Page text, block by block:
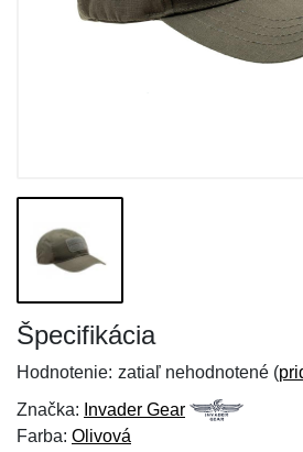
Špecifikácia
Hodnotenie: zatiaľ nehodnotené (
Značka: Invader Gear
Farba: Olivová